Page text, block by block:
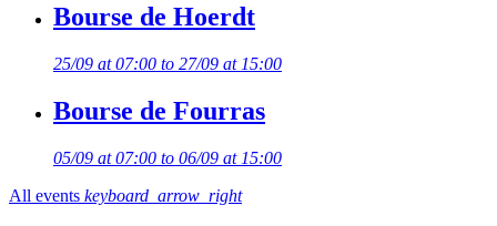
Bourse de Hoerdt
25/09 at 07:00 to 27/09 at 15:00
Bourse de Fourras
05/09 at 07:00 to 06/09 at 15:00
All events keyboard_arrow_right